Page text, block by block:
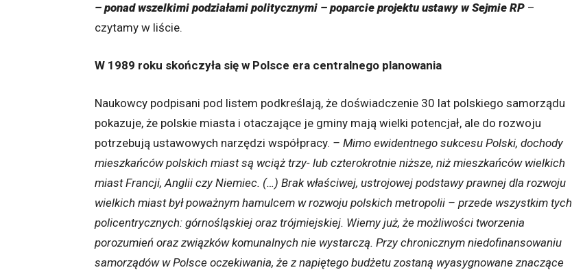
– ponad wszelkimi podziałami politycznymi – poparcie projektu ustawy w Sejmie RP –
czytamy w liście.
W 1989 roku skończyła się w Polsce era centralnego planowania
Naukowcy podpisani pod listem podkreślają, że doświadczenie 30 lat polskiego samorządu
pokazuje, że polskie miasta i otaczające je gminy mają wielki potencjał, ale do rozwoju
potrzebują ustawowych narzędzi współpracy. – Mimo ewidentnego sukcesu Polski, dochody
mieszkańców polskich miast są wciąż trzy- lub czterokrotnie niższe, niż mieszkańców wielkich
miast Francji, Anglii czy Niemiec. (…) Brak właściwej, ustrojowej podstawy prawnej dla rozwoju
wielkich miast był poważnym hamulcem w rozwoju polskich metropolii – przede wszystkim tych
policentrycznych: górnośląskiej oraz trójmiejskiej. Wiemy już, że możliwości tworzenia
porozumień oraz związków komunalnych nie wystarczą. Przy chronicznym niedofinansowaniu
samorządów w Polsce oczekiwania, że z napiętego budżetu zostaną wyasygnowane znaczące